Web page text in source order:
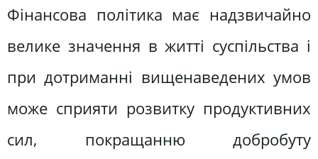
Фiнансова полiтика має надзвичайно
велике значення в життi суспiльства i
при дотриманнi вищенаведених умов
може сприяти розвитку продуктивних
сил, покращанню добробуту